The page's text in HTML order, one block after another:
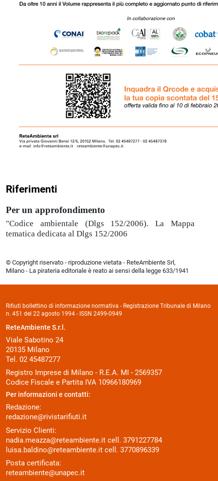
Riferimenti
Per un approfondimento
"Codice ambientale (Dlgs 152/2006). La Mappa
tematica dedicata al Dlgs 152/2006
© Copyright riservato - riproduzione vietata - ReteAmbiente Srl,
Milano - La pirateria editoriale è reato ai sensi della legge 633/1941
Rifiuti bollettino di informazione normativa - Registrazione Tribunale di Milano
n. 451 del 22 agosto 1994 - ISSN 2499-0949
ReteAmbiente S.r.l.
Viale Sabotino 24
20135 Milano
Tel. 02 45487277
Registro Imprese di Milano - R.E.A. MI - 2569357
Codice Fiscale e Partita IVA 10966180969
Per informazioni e contatti:
Redazione:
redazione@rivistarifiuti.it
Servizio Clienti:
nadia.meazza@reteambiente.it cell. 3791227784
luisa.baldino@reteambiente.it cell. 3770896339
Posta certificata:
reteambiente@unapec.it